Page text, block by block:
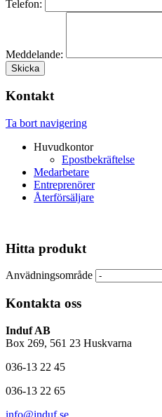
Telefon:
Meddelande:
Kontakt
Ta bort navigering
Huvudkontor
Epostbekräftelse
Medarbetare
Entreprenörer
Återförsäljare
Hitta produkt
Anvädningsområde
Kontakta oss
Induf AB
Box 269, 561 23 Huskvarna
036-13 22 45
036-13 22 65
info@induf.se